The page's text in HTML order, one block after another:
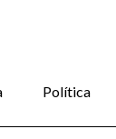
Política